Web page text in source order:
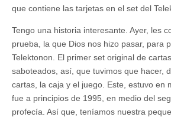
que contiene las tarjetas en el set del
Tengo una historia interesante. Ayer, les
prueba, la que Dios nos hizo pasar, para
Telektonon. El primer set original de
saboteados, así, que tuvimos que hacer,
cartas, la caja y el juego. Este, estuvo en
fue a principios de 1995, en medio del
profecía. Así que, teníamos nuestra